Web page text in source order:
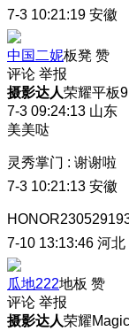
7-3 10:21:19 安徽
中国二妮板凳 赞
评论 举报
摄影达人荣耀平板9
7-3 09:24:13 山东
美美哒
灵秀掌门 : 谢谢啦
7-3 10:21:13 安徽
7-10 13:13:46 河北
瓜地222地板 赞
评论 举报
摄影达人荣耀